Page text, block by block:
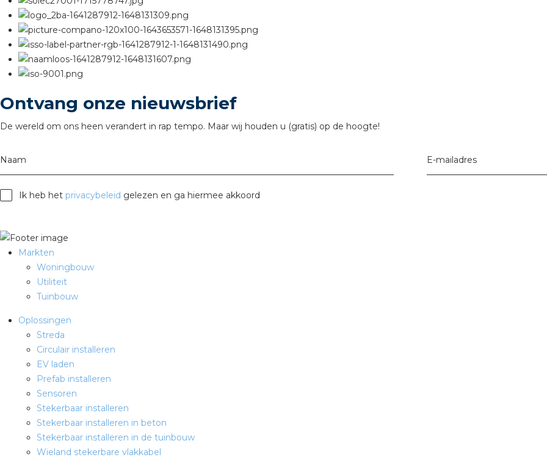
Ontvang onze nieuwsbrief
De wereld om ons heen verandert in rap tempo. Maar wij houden u (gratis) op de hoogte!
Naam E-mailadres
Ik heb het privacybeleid gelezen en ga hiermee akkoord
Markten
Woningbouw
Utiliteit
Tuinbouw
Oplossingen
Streda
Circulair installeren
EV laden
Prefab installeren
Sensoren
Stekerbaar installeren
Stekerbaar installeren in beton
Stekerbaar installeren in de tuinbouw
Wieland stekerbare vlakkabel